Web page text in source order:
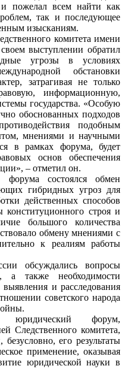
пожелал всем найти как
так и последующее
изысканиям.
комитета имени
выступлении обратил
угрозы в условиях
обстановки
затрагивая не только
информационную,
государства. «Особую
обоснованных подходов
подобным
мнениями и научными
в рамках форума, будет
основ обеспечения
– отметил он.
состоялся обмен
гибридных угроз для
действенных способов
строя и
большого количества
обмену мнениями с
к реалиям работы
обсуждались вопросы
а также необходимости
и расследования
советского народа
юридический форум,
Следственного комитета,
его результаты
применение, оказывая
юридической науки в